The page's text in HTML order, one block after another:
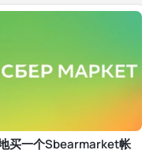
买一个Sbearmarket帐